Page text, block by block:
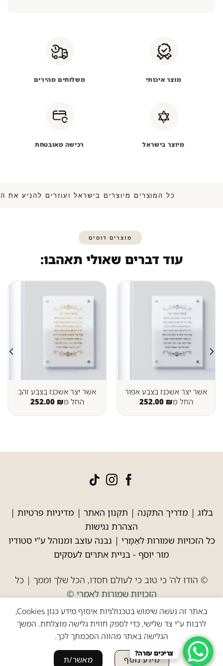
מוצר איכותי משלוחים מהירים
מיוצר בישראל רכישה מאובטחת
כל המוצרים מיוצרים בישראל ועוזרים
מוצרים דומים
עוד דברים שאולי תאהבו:
אשר יצר אשכנז בצבע אפור
החל מ
252.00 ₪
אשר יצר אשכנז בצבע זהב
החל מ
252.00 ₪
בלוג | מדריך התקנה | תקנון האתר | מדיניות פרטיות |
הצהרת נגישות
כל הזכויות שמורות לאַמָּרִי | נבנה עוצב ומנוהל ע"י סטודיו
מור יוסף - בניית אתרים לעסקים
© הודו לה' כי טוב כי לעולם חסדו, הכל שלך וממך | כל
הזכויות שמורות לאמרי ©
צריכים עזרה?
באתר זה נעשה שימוש בטכנולגיות איסוף מידע כגון Cookies,
לרבות ע"י צד שלישי, כדי לספק חווית גלישה מוצלחת. המשך
הגלישה באתר מהווה הסכמתך לכך.
מידע נוסף מאשר/ת